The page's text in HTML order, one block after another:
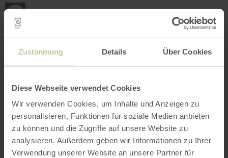
Zustimmung Details Über Cookies
Diese Webseite verwendet Cookies
Wir verwenden Cookies, um Inhalte und Anzeigen zu
personalisieren, Funktionen für soziale Medien anbieten
zu können und die Zugriffe auf unsere Website zu
analysieren. Außerdem geben wir Informationen zu Ihrer
Verwendung unserer Website an unsere Partner für
INTERACTIEVE KAART
Mijn
Filter openen